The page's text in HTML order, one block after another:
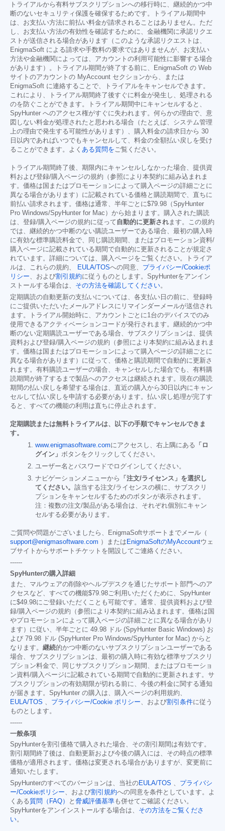
トライアルから有料サブスクリプションへの移行時に、継続的かつ中
断のないセキュリティ保護を確保するためです。トライアル期間中
は、お支払い方法に前払い料金が請求されることはありません。ただ
し、お支払い方法の有効性を確認するために、金融機関に承認リクエ
ストが送信される場合があります（このような承認リクエストは、
EnigmaSoft による請求や手数料の要求ではありませんが、お支払い
方法や金融機関によっては、アカウントの利用可能性に影響する場合
があります）。トライアル期間が終了する前に、EnigmaSoft の Web
サイトのアカウントの MyAccount セクションから、または
EnigmaSoft に連絡することで、トライアルをキャンセルできます。
これにより、トライアル期間終了後すぐに料金が発生し、処理される
のを防ぐことができます。トライアル期間中にキャンセルすると、
SpyHunter へのアクセス権がすぐに失われます。何らかの理由で、意
図しない料金が処理されたと思われる場合（たとえば、システム管理
上の理由で発生する可能性があります）、購入料金の請求日から 30
日以内であればいつでもキャンセルして、料金の全額払い戻しを受け
ることができます。よく ある質問を ご覧ください。
トライアル期間終了後、期限内にキャンセルしなかった場合、提供資
料および登録/購入ページの規約（参照により本契約に組み込まれま
す。価格は国またはプロモーションによって購入ページの詳細ごとに
異なる場合があります）に記載されている価格と購読期間で、直ちに
前払い請求されます。価格は通常、半年ごとに$79.98 （SpyHunter
Pro Windows/SpyHunter for Mac）から始まります。購入された購読
は、登録/購入ページの規約に従って自動的に更新され ます。この規約
では、継続的かつ中断のない購読ユーザーである場合、最初の購入時
に有効な標準購読料金で、同じ購読期間、またはプロモーション資料/
購入ページに記載されている期間で自動的に更新されることが規定さ
れています。詳細については、購入ページをご覧ください。トライア
ルは、これらの規約、
EULA/TOSへの同意、 プライバシー/Cookieポ
リシー 、および割引規約に従うものとします。SpyHunterをアンイン
ストールする場合は、 その方法を確認してください。
定期購読の自動更新の支払いについては、各支払い日の前に、登録時
にご提供いただいたメールアドレスにリマインダーメールが送信され
ます。トライアル開始時に、アカウントごとに1台のデバイスでのみ
使用できるアクティベーションコードが発行されます。継続的かつ中
断のない定期購読ユーザーである場合、サブスクリプションは、提供
資料および登録/購入ページの規約（参照により本契約に組み込まれま
す。価格は国またはプロモーションによって購入ページの詳細ごとに
異なる場合があります）に従って、価格と購読期間で自動的に更新さ
れます。有料購読ユーザーの場合、キャンセルした場合でも、有料購
読期間が終了するまで製品へのアクセスは継続されます。現在の購読
期間の払い戻しを希望する場合は、直近の購入から30日以内にキャン
セルして払い戻しを申請する必要があります。払い戻し処理が完了す
ると、すべての機能の利用は直ちに停止されます。
定期購読または無料トライアルは、以下の手順でキャンセルできま
す。
www.enigmasoftware.comにアクセスし、右上隅にある 「ロ
グイン」 ボタンをクリックしてください。
ユーザー名とパスワードでログインしてください。
ナビゲーションメニューから
「注文/ライセンス」を選択し
てください。 該当する注文/ライセンスの横に、サブスクリ
プションをキャンセルするためのボタンが表示されます。
注：複数の注文/製品がある場合は、それぞれ個別にキャン
セルする必要があります。
ご質問や問題がございましたら、EnigmaSoftサポートまでメール（
support@enigmasoftware.com ）または EnigmaSoftのMyAccountウェ
ブサイトからサポートチケットを開設してご連絡ください。
------
SpyHunterの購入詳細
また、マルウェアの削除やヘルプデスクを通じたサポート部門へのア
クセスなど、すべての機能$79.98ご利用いただくために、SpyHunter
に$49.98にご登録いただくことも可能です。通常、提供資料および登
録/購入ページの規約（参照により本契約に組み込まれます。価格は国
やプロモーションによって購入ページの詳細ごとに異なる場合があり
ます）に従い、半年ごとに 49.98 ドル (SpyHunter Basic Windows) お
よび 79.98 ドル (SpyHunter Pro Windows/SpyHunter for Mac) からと
なります。 継続的かつ中断のないサブスクリプションユーザーである
場合、サブスクリプションは、最初の購入時に有効な標準サブスクリ
プション料金で、同じサブスクリプション期間、またはプロモーショ
ン資料/購入ページに記載されている期間で自動的に更新されます。サ
ブスクリプションの有効期限が切れる前に、今後の料金に関する通知
が届きます。SpyHunter の購入は、購入ページの利用規約、
EULA/TOS 、 プライバシー/Cookie ポリシー、および割引条件に従う
ものとします。
------
一般条項
SpyHunterを割引価格で購入された場合、その割引期間は有効です。
割引期間終了後は、自動更新および今後の購入には、その時点の標準
価格が適用されます。価格は変更される場合がありますが、変更前に
通知いたします。
SpyHunterのすべてのバージョンは、当社のEULA/TOS 、 プライバシ
ー/Cookieポリシー、および割引規約への同意を条件としています。よ
くある質問（FAQ） と 脅威評価基準も併せてご確認ください。
SpyHunterをアンインストールする場合は、 その方法をご覧くださ
い。